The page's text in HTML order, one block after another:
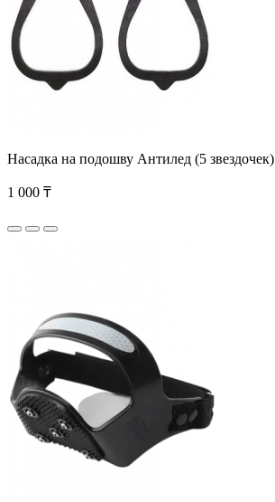
Насадка на подошву Антилед (5 звездочек)
1 000 ₸